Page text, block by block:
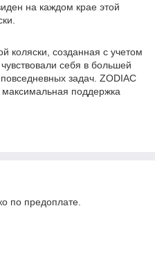
на каждом крае этой
коляски, созданная с учетом
себя в большей
задач. ZODIAC
поддержка
по предоплате.